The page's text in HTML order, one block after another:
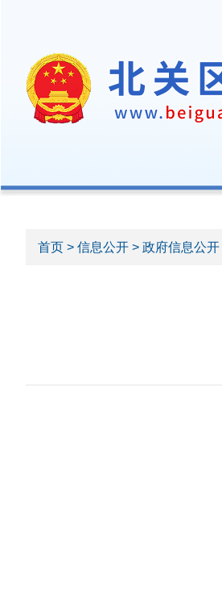
首页 > 信息公开 > 政府信息公开